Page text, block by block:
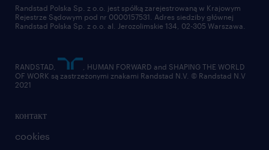
отправить резюме
контакт
cookies
Randstad Polska Sp. z o.o. jest spółką zarejestrowaną w Krajowym
Rejestrze Sądowym pod nr 0000157531. Adres siedziby głównej
Randstad Polska Sp. z o.o. al. Jerozolimskie 134, 02-305 Warszawa.
RANDSTAD,
, HUMAN FORWARD and SHAPING THE WORLD
OF WORK są zastrzeżonymi znakami Randstad N.V. © Randstad N.V
2021